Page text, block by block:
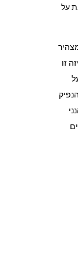
על
אילון בעל רישיון מספר 9486 מצהיר
זו